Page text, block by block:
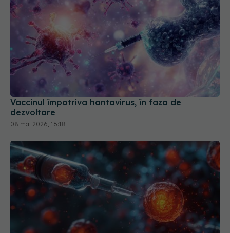
Vaccinul împotriva hantavirus, în faza de
dezvoltare
08 mai 2026, 16:18